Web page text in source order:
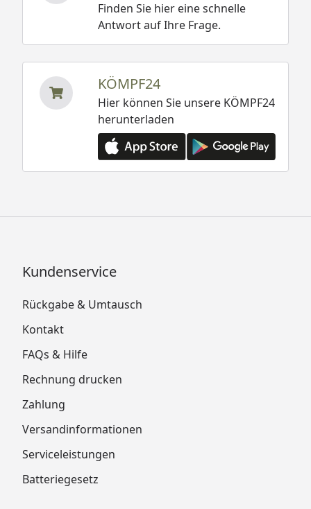
Finden Sie hier eine schnelle
Antwort auf Ihre Frage.
KÖMPF24
Hier können Sie unsere KÖMPF24
herunterladen
Kundenservice
Rückgabe & Umtausch
Kontakt
FAQs & Hilfe
Rechnung drucken
Zahlung
Versandinformationen
Serviceleistungen
Batteriegesetz